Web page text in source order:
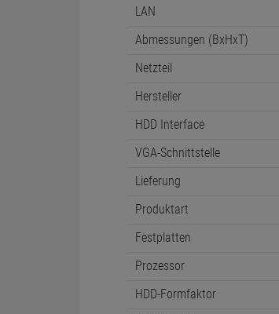
LAN
Abmessungen (BxHxT)
Netzteil
Hersteller
HDD Interface
VGA-Schnittstelle
Lieferung
Produktart
Festplatten
Prozessor
HDD-Formfaktor